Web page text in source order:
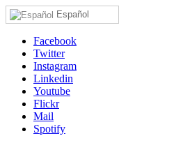
Español
Facebook
Twitter
Instagram
Linkedin
Youtube
Flickr
Mail
Spotify